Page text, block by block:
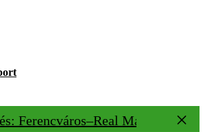
Ferencváros–Real Madrid 1–2